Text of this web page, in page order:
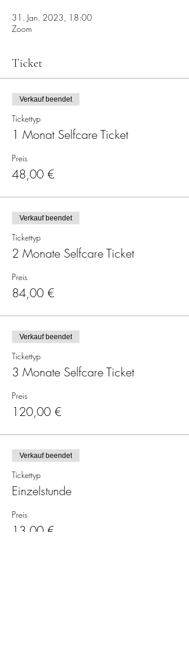
31. Jan. 2023, 18:00
Zoom
Ticket
Verkauf beendet
Tickettyp
1 Monat Selfcare Ticket
Preis
48,00 €
Verkauf beendet
Tickettyp
2 Monate Selfcare Ticket
Preis
84,00 €
Verkauf beendet
Tickettyp
3 Monate Selfcare Ticket
Preis
120,00 €
Verkauf beendet
Tickettyp
Einzelstunde
Preis
13,00 €